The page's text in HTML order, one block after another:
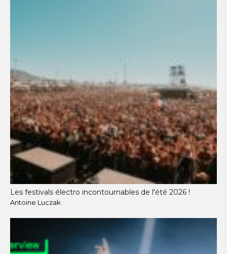
Les festivals électro incontournables de l'été 2026 !
Antoine Luczak